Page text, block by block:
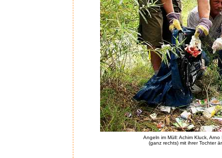
Angeln im Müll: Achim Kluck,
(ganz rechts) mit ihrer Tochter